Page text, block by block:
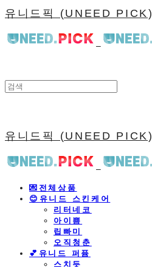
유니드픽 (UNEED PICK)
유니드픽 (UNEED PICK)
💌전체상품
😊유니드 스킨케어
리터네코
아이쁨
립빠미
오직청춘
💕유니드 퍼퓸
스치듯